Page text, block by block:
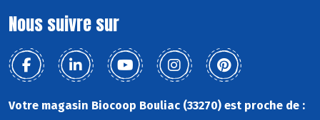
Nous suivre sur
Votre magasin Biocoop Bouliac (33270) est proche de :